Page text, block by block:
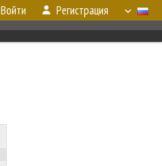
Войти Регистрация